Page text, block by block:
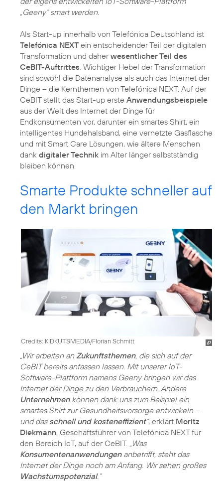
„Geeny“ smart werden.
Als Start-up innerhalb von Telefónica Deutschland ist
Telefónica NEXT ein entscheidender Teil der digitalen
Transformation und daherwesentlicher Teil des
CeBIT-Auftrittes . Wichtiger Hebel der Transformation
sind sowohl die Datenanalyse als auch das Internet der
Dinge – die Kernthemen von Telefónica NEXT. Auf der
CeBIT stellt das Start-up erste Anwendungsbeispiele
aus der Welt des Internet der Dinge für
Endkonsumenten vor, darunter ein smartes Shirt, ein
intelligentes Hundehalsband, eine vernetzte Gasflasche
und mit Smart Care Lösungen, wie ältere Menschen
dank digitaler Technik im Alter länger selbstständig
bleiben können.
Smarte Produkte schneller auf
den Markt bringen
Credits: KIDKUTSMEDIA/Florian Schmitt
„Wir arbeiten anZukunftsthemen, die sich auf der
CeBIT bereits anfassen lassen. Mit unserer IoT-
Software-Plattform namens Geeny bringen wir das
Internet der Dinge zu den Verbrauchern. Andere
Unternehmenkönnen dank uns zum Beispiel ein
smartes Shirt zur Gesundheitsvorsorge entwickeln –
und das schnell und kosteneffizient“, erklärt Moritz
Diekmann, Geschäftsführer von Telefónica NEXT für
den Bereich IoT, auf der CeBIT. „Was
Konsumentenanwendungenanbetrifft, steht das
Internet der Dinge noch am Anfang. Wir sehen großes
Wachstumspotenzial.“